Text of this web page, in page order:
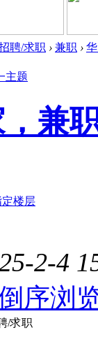
聘/求职 › 兼职 ›
兼
2-4
序浏
/求职